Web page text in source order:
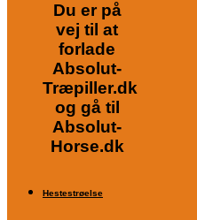
Du er på
vej til at
forlade
Absolut-
Træpiller.dk
og gå til
Absolut-
Horse.dk
Hestestrøelse